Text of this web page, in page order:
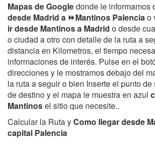
Mapas de Googledonde le informamos
desde Madrid a ⏩Mantinos Palenciao
ir desde Mantinos a Madrid o desde
o ciudad a otro con detalle de la ruta a
distancia en Kilometros, el tiempo
informaciones de interés. Pulse en el
direcciones y le mostramos debajo del
la ruta a seguir o bien Inserte el punto
de destino y el mapa le muestra en azul
Mantinosel sitio que necesite..
Calcular la Ruta yComo llegar desde
capital Palencia